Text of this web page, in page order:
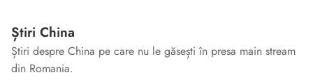
Știri China
Știri despre China pe care nu le găsești în presa main stream
din Romania.